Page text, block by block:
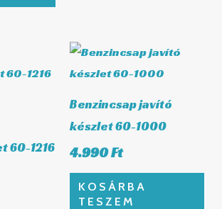
60-1216
Benzincsap javító
készlet 60-1000
4.990Ft
KOSÁRBA
TESZEM